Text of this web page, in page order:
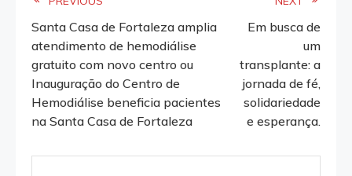
Read
more
articles
Santa Casa de Fortaleza amplia
atendimento de hemodiálise
gratuito com novo centro ou
Inauguração do Centro de
Hemodiálise beneficia pacientes
na Santa Casa de Fortaleza
Em busca de
um
transplante: a
jornada de fé,
solidariedade
e esperança.